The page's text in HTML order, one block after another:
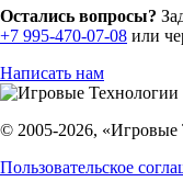
Остались вопросы?
+7 995-470-07-08 или
Написать нам
© 2005-2026, «Игровые
Пользовательское